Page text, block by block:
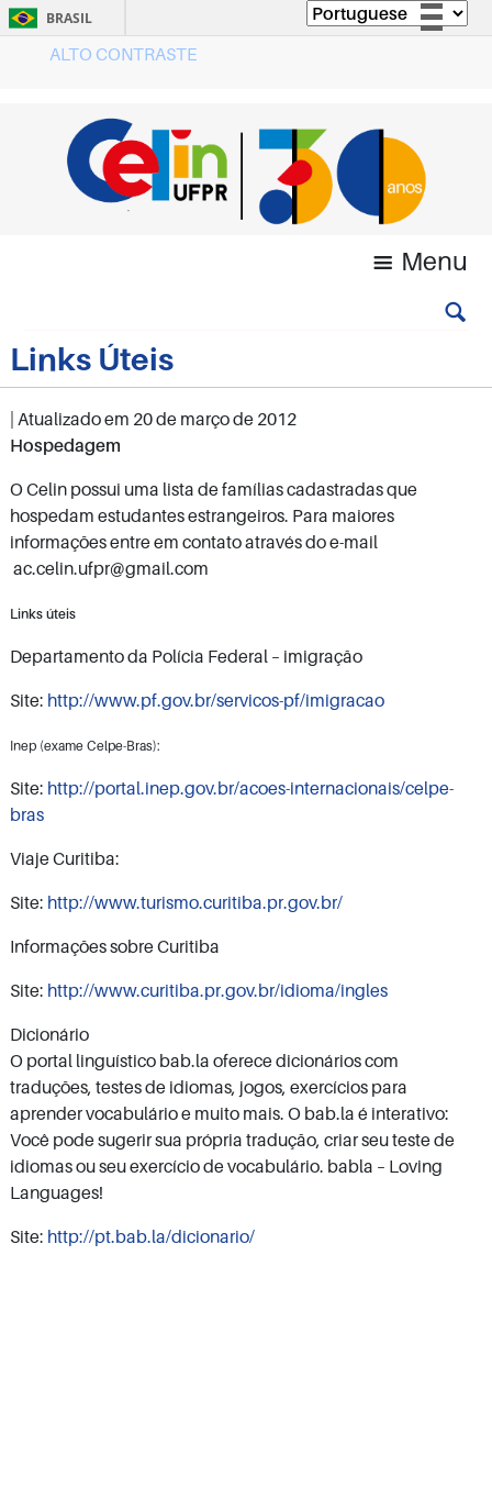
BRASIL
Acesso à informação
Legislação
Canais
ALTO CONTRASTE
Menu
Links Úteis
| Atualizado em 20 de março de 2012
Hospedagem
O Celin possui uma lista de famílias cadastradas que
hospedam estudantes estrangeiros. Para maiores
informações entre em contato através do e-mail
ac.celin.ufpr@gmail.com
Links úteis
Departamento da Polícia Federal – imigração
Site: http://www.pf.gov.br/servicos-pf/imigracao
Inep (exame Celpe-Bras):
Site: http://portal.inep.gov.br/acoes-internacionais/celpe-
bras
Viaje Curitiba:
Site: http://www.turismo.curitiba.pr.gov.br/
Informações sobre Curitiba
Site: http://www.curitiba.pr.gov.br/idioma/ingles
Dicionário
O portal linguístico bab.la oferece dicionários com
traduções, testes de idiomas, jogos, exercícios para
aprender vocabulário e muito mais. O bab.la é interativo:
Você pode sugerir sua própria tradução, criar seu teste de
idiomas ou seu exercício de vocabulário. babla – Loving
Languages!
Site: http://pt.bab.la/dicionario/